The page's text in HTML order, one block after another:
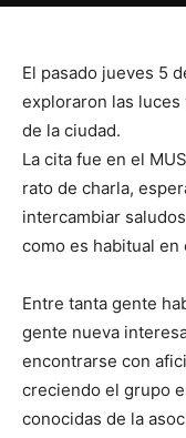
El pasado jueves 5
exploraron las luces
de la ciudad.
La cita fue en el
rato de charla,
intercambiar
como es habitual en
Entre tanta gente
gente nueva
encontrarse con
creciendo el grupo
conocidas de la